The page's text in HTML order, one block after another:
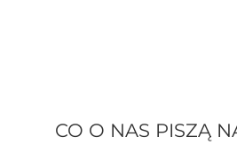
CO O NAS PISZĄ